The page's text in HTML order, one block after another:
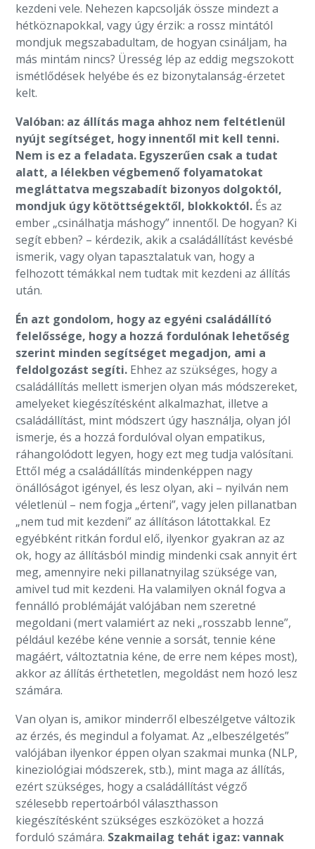
kezdeni vele. Nehezen kapcsolják össze mindezt a
hétköznapokkal, vagy úgy érzik: a rossz mintától
mondjuk megszabadultam, de hogyan csináljam, ha
más mintám nincs? Üresség lép az eddig megszokott
ismétlődések helyébe és ez bizonytalanság-érzetet
kelt.
Valóban: az állítás maga ahhoz nem feltétlenül
nyújt segítséget, hogy innentől mit kell tenni.
Nem is ez a feladata. Egyszerűen csak a tudat
alatt, a lélekben végbemenő folyamatokat
megláttatva megszabadít bizonyos dolgoktól,
mondjuk úgy kötöttségektől, blokkoktól. És az
ember „csinálhatja máshogy” innentől. De hogyan? Ki
segít ebben? – kérdezik, akik a családállítást kevésbé
ismerik, vagy olyan tapasztalatuk van, hogy a
felhozott témákkal nem tudtak mit kezdeni az állítás
után.
Én azt gondolom, hogy az egyéni családállító
felelőssége, hogy a hozzá fordulónak lehetőség
szerint minden segítséget megadjon, ami a
feldolgozást segíti. Ehhez az szükséges, hogy a
családállítás mellett ismerjen olyan más módszereket,
amelyeket kiegészítésként alkalmazhat, illetve a
családállítást, mint módszert úgy használja, olyan jól
ismerje, és a hozzá fordulóval olyan empatikus,
ráhangolódott legyen, hogy ezt meg tudja valósítani.
Ettől még a családállítás mindenképpen nagy
önállóságot igényel, és lesz olyan, aki – nyilván nem
véletlenül – nem fogja „érteni”, vagy jelen pillanatban
„nem tud mit kezdeni” az állításon látottakkal. Ez
egyébként ritkán fordul elő, ilyenkor gyakran az az
ok, hogy az állításból mindig mindenki csak annyit ért
meg, amennyire neki pillanatnyilag szüksége van,
amivel tud mit kezdeni. Ha valamilyen oknál fogva a
fennálló problémáját valójában nem szeretné
megoldani (mert valamiért az neki „rosszabb lenne”,
például kezébe kéne vennie a sorsát, tennie kéne
magáért, változtatnia kéne, de erre nem képes most),
akkor az állítás érthetetlen, megoldást nem hozó lesz
számára.
Van olyan is, amikor minderről elbeszélgetve változik
az érzés, és megindul a folyamat. Az „elbeszélgetés”
valójában ilyenkor éppen olyan szakmai munka (NLP,
kineziológiai módszerek, stb.), mint maga az állítás,
ezért szükséges, hogy a családállítást végző
szélesebb repertoárból választhasson
kiegészítésként szükséges eszközöket a hozzá
forduló számára. Szakmailag tehát igaz: vannak